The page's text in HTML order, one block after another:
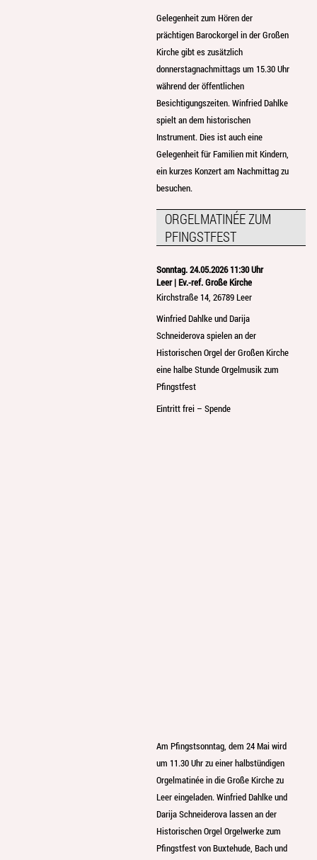
Gelegenheit zum Hören der
prächtigen Barockorgel in der Großen
Kirche gibt es zusätzlich
donnerstagnachmittags um 15.30 Uhr
während der öffentlichen
Besichtigungszeiten. Winfried Dahlke
spielt an dem historischen
Instrument. Dies ist auch eine
Gelegenheit für Familien mit Kindern,
ein kurzes Konzert am Nachmittag zu
besuchen.
ORGELMATINÉE ZUM
PFINGSTFEST
Sonntag. 24.05.2026 11:30 Uhr
Leer | Ev.-ref. Große Kirche
Kirchstraße 14, 26789 Leer
Winfried Dahlke und Darija
Schneiderova spielen an der
Historischen Orgel der Großen Kirche
eine halbe Stunde Orgelmusik zum
Pfingstfest
Eintritt frei – Spende
Am Pfingstsonntag, dem 24 Mai wird
um 11.30 Uhr zu einer halbstündigen
Orgelmatinée in die Große Kirche zu
Leer eingeladen. Winfried Dahlke und
Darija Schneiderova lassen an der
Historischen Orgel Orgelwerke zum
Pfingstfest von Buxtehude, Bach und